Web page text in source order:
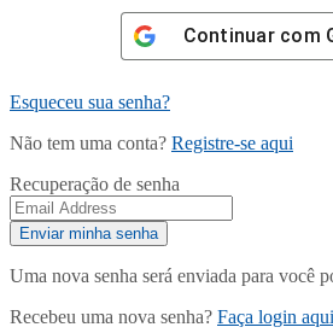
Continuar com
Esqueceu sua senha?
Não tem uma conta? Registre-se aqui
Recuperação de senha
Uma nova senha será enviada para você
Recebeu uma nova senha? Faça login aqui